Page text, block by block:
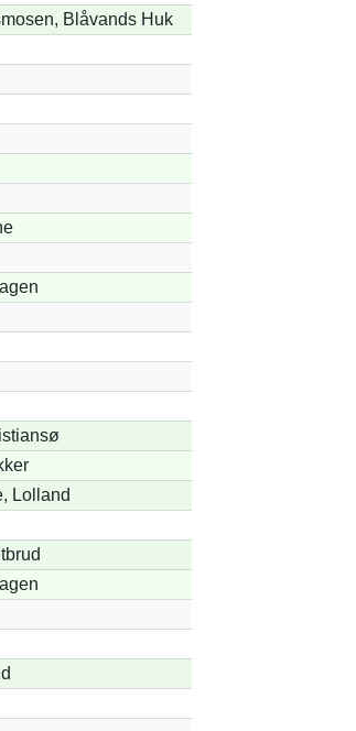
Blåvands Huk
Lolland